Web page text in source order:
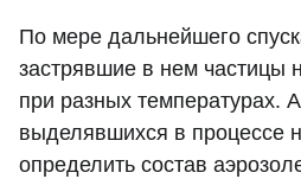
По мере дальнейшего
застрявшие в нем частицы
при разных температурах.
выделявшихся в процессе
определить состав